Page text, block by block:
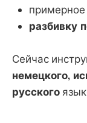
примерное
разбивку
Сейчас
немецкого,
русского